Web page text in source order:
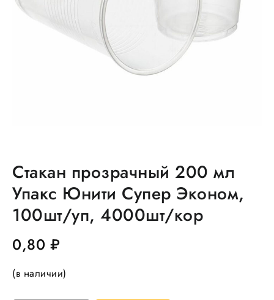
Стакан прозрачный 200 мл
Упакс Юнити Супер Эконом,
100шт/уп, 4000шт/кор
0,80 ₽
(в наличии)